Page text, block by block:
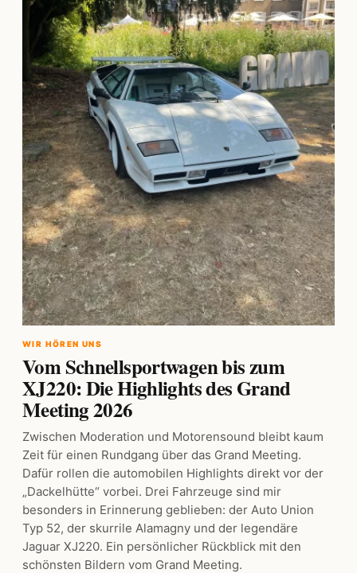
WIR HÖREN UNS
Vom Schnellsportwagen bis zum
XJ220: Die Highlights des Grand
Meeting 2026
Zwischen Moderation und Motorensound bleibt kaum
Zeit für einen Rundgang über das Grand Meeting.
Dafür rollen die automobilen Highlights direkt vor der
„Dackelhütte“ vorbei. Drei Fahrzeuge sind mir
besonders in Erinnerung geblieben: der Auto Union
Typ 52, der skurrile Alamagny und der legendäre
Jaguar XJ220. Ein persönlicher Rückblick mit den
schönsten Bildern vom Grand Meeting.